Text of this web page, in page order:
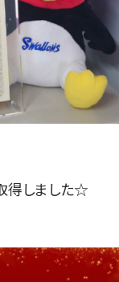
得しました☆